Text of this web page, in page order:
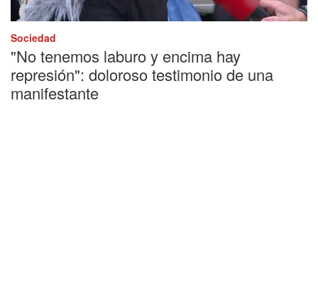
Sociedad
"No tenemos laburo y encima hay
represión": doloroso testimonio de una
manifestante